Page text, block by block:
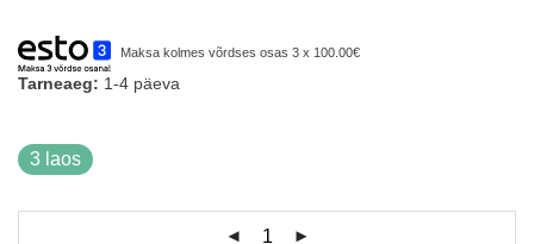
Maksa kolmes võrdses osas 3 x 100.00€
Tarneaeg: 1-4 päeva
3 laos